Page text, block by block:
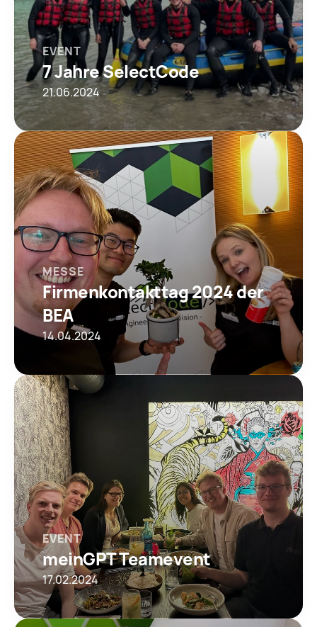
EVENT
7 Jahre SelectCode
21.06.2024
MESSE
Firmenkontakttag 2024 der
BEA
14.04.2024
EVENT
meinGPT Teamevent
17.02.2024